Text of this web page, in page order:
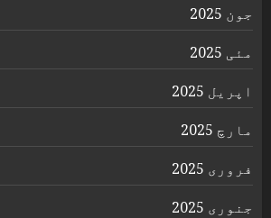
جون 2025
مئی 2025
اپریل 2025
مارچ 2025
فروری 2025
جنوری 2025